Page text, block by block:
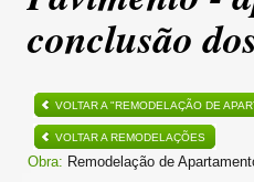
conclusão
VOLTAR A "REMODELAÇÃO DE
VOLTAR A REMODELAÇÕES
Obra: Remodelação de